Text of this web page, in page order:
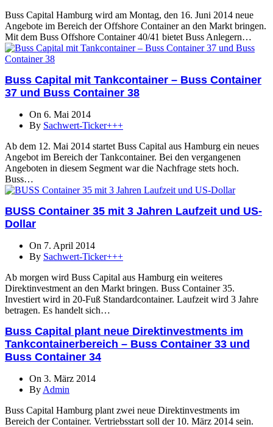
Buss Capital Hamburg wird am Montag, den 16. Juni 2014 neue
Angebote im Bereich der Offshore Container an den Markt bringen.
Mit dem Buss Offshore Container 40/41 bietet Buss Anlegern…
Buss Capital mit Tankcontainer – Buss Container
37 und Buss Container 38
On 6. Mai 2014
By Sachwert-Ticker+++
Ab dem 12. Mai 2014 startet Buss Capital aus Hamburg ein neues
Angebot im Bereich der Tankcontainer. Bei den vergangenen
Angeboten in diesem Segment war die Nachfrage stets hoch.
Buss…
BUSS Container 35 mit 3 Jahren Laufzeit und US-
Dollar
On 7. April 2014
By Sachwert-Ticker+++
Ab morgen wird Buss Capital aus Hamburg ein weiteres
Direktinvestment an den Markt bringen. Buss Container 35.
Investiert wird in 20-Fuß Standardcontainer. Laufzeit wird 3 Jahre
betragen. Es handelt sich…
Buss Capital plant neue Direktinvestments im
Tankcontainerbereich – Buss Container 33 und
Buss Container 34
On 3. März 2014
By Admin
Buss Capital Hamburg plant zwei neue Direktinvestments im
Bereich der Container. Vertriebsstart soll der 10. März 2014 sein.